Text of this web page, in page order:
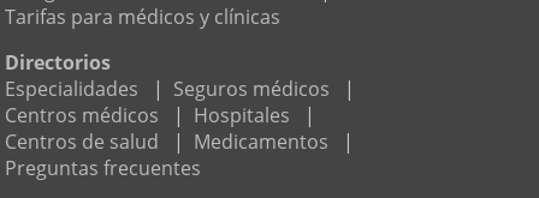
Tarifas para médicos y clínicas
Directorios
Especialidades
| Seguros médicos
|
Centros médicos
| Hospitales
|
Centros de salud
| Medicamentos
|
Preguntas frecuentes